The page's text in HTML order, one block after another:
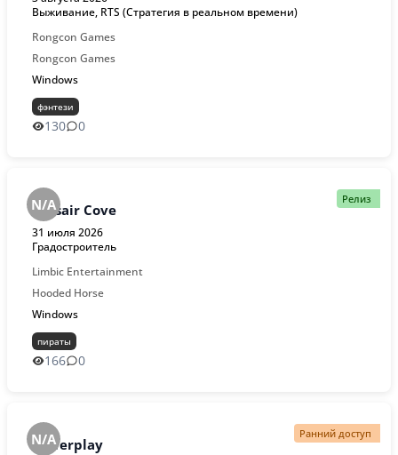
Выживание, RTS (Стратегия в реальном времени)
Rongcon Games
Rongcon Games
Windows
фэнтези
130 0
Релиз
N/A
Corsair Cove
31 июля 2026
Градостроитель
Limbic Entertainment
Hooded Horse
Windows
пираты
166 0
Ранний доступ
N/A
Powerplay